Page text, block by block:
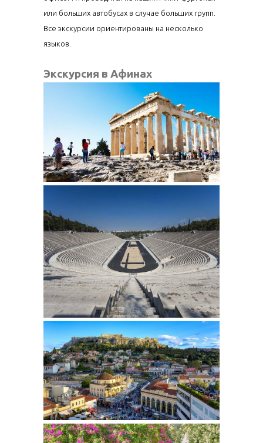
или больших автобусах в случае больших групп.
Все экскурсии ориентированы на несколько
языков.
Экскурсия в Афинах